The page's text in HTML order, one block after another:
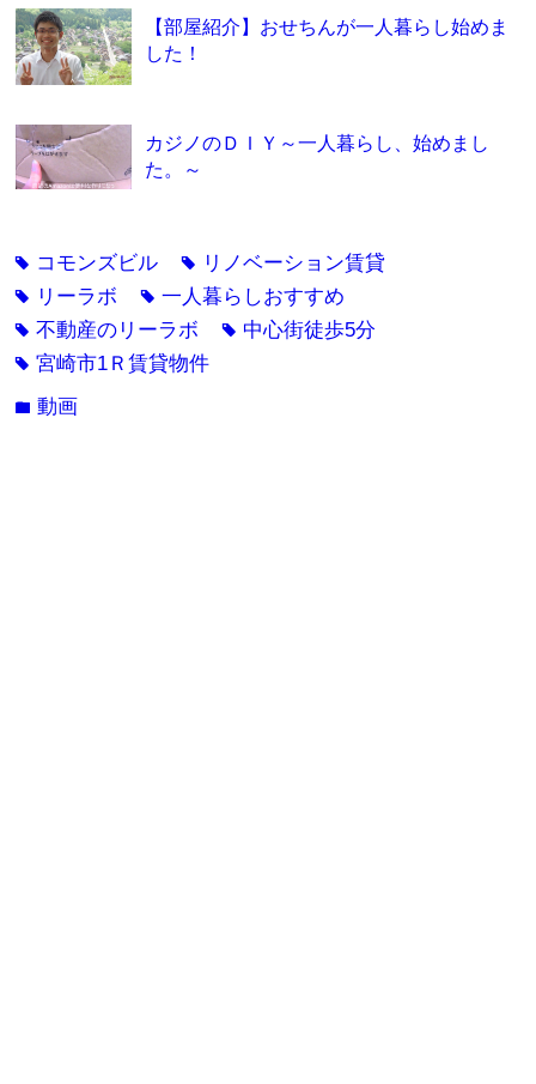
【部屋紹介】おせちんが一人暮らし始めま
した！
カジノのＤＩＹ～一人暮らし、始めまし
た。～
tag コモンズビル tag リノベーション賃貸
tag リーラボ tag一人暮らしおすすめ
tag不動産のリーラボ tag 中心街徒歩5分
tag宮崎市1Ｒ賃貸物件
folder動画